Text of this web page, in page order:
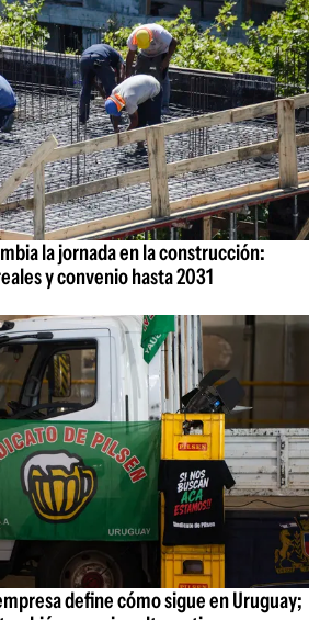
la jornada en la construcción:
y convenio hasta 2031
define cómo sigue en Uruguay;